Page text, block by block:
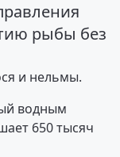
рыбы без
и нельмы.
водным
650 тысяч